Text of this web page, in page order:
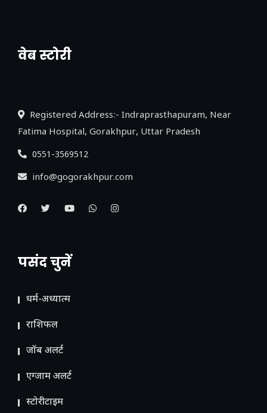
वेब स्टोरी
नया एक्सप्रेसवे: पूर्वांचल का लक, डेवलपमेंट का
Registered Address:- Indraprasthapuram, Near
Fatima Hospital, Gorakhpur, Uttar Pradesh
0551-3569512
info@gogorakhpur.com
पसंद चुनें
धर्म-अध्यात्म
राशिफल
जॉब अलर्ट
एग्जाम अलर्ट
स्टोरीटाइम